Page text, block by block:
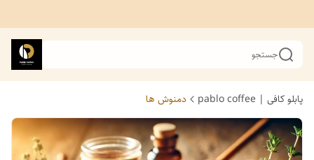
جستجو
پابلو کافی | pablo coffee دمنوش ها